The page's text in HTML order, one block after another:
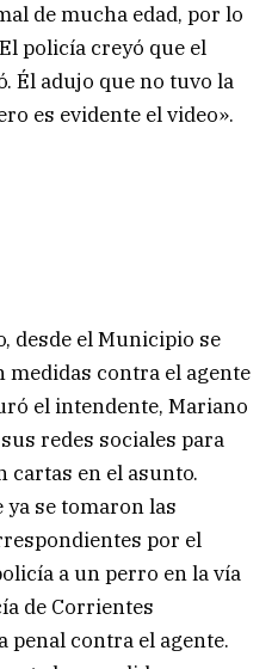
de mucha edad, por lo
policía creyó que el
Él adujo que no tuvo la
es evidente el video».
desde el Municipio se
contra el agente
el intendente, Mariano
redes sociales para
cartas en el asunto.
se tomaron las
por el
a un perro en la vía
de Corrientes
penal contra el agente.